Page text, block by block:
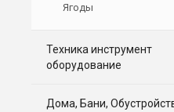
Ягоды
Техника инструмент
оборудование
Дома, Бани,